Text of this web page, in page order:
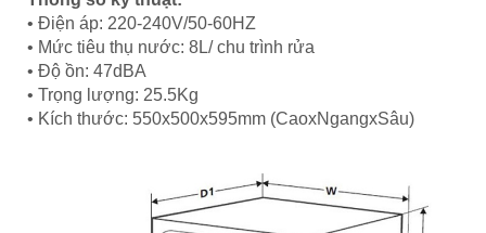
• Điện áp: 220-240V/50-60HZ
• Mức tiêu thụ nước: 8L/ chu trình rửa
• Độ ồn: 47dBA
• Trọng lượng: 25.5Kg
• Kích thước: 550x500x595mm (CaoxNgangxSâu)